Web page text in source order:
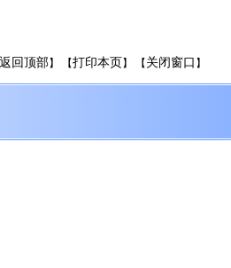
返回顶部】 【打印本页】 【 关闭窗口 】